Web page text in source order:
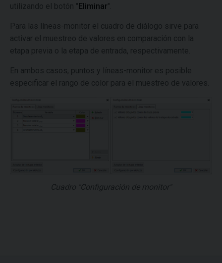
utilizando el botón "Eliminar".
Para las líneas-monitor el cuadro de diálogo sirve para
activar el muestreo de valores en comparación con la
etapa previa o la etapa de entrada, respectivamente.
En ambos casos, puntos y líneas-monitor es posible
especificar el rango de color para el muestreo de valores.
Cuadro "Configuración de monitor"